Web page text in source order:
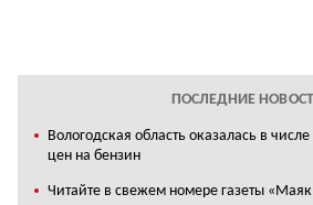
ПОСЛЕДНИЕ
Вологодская область оказалась в
цен на бензин
Читайте в свежем номере газеты